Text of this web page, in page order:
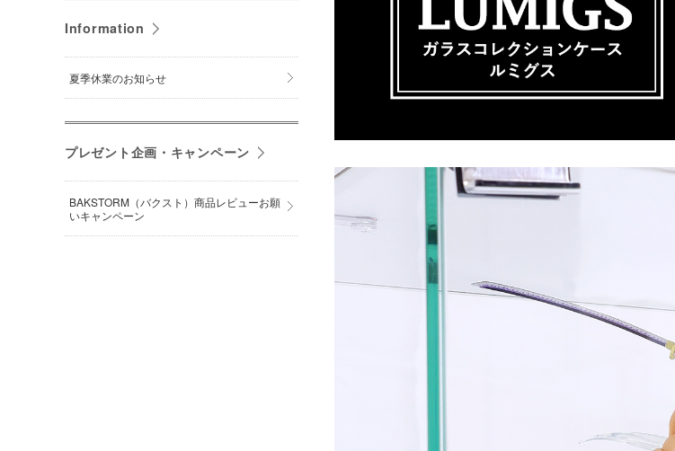
Information
夏季休業のお知らせ
プレゼント企画・キャンペーン
BAKSTORM（バクスト）商品レビューお願
いキャンペーン